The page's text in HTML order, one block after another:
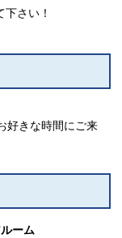
さい！
好きな時間にご来
ーム